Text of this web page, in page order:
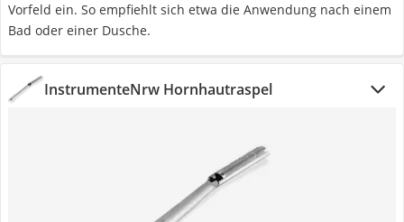
Vorfeld ein. So empfiehlt sich etwa die Anwendung nach einem
Bad oder einer Dusche.
InstrumenteNrw Hornhautraspel